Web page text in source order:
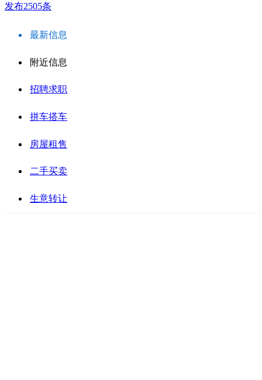
发布2505条
最新信息
附近信息
招聘求职
拼车搭车
房屋租售
二手买卖
生意转让